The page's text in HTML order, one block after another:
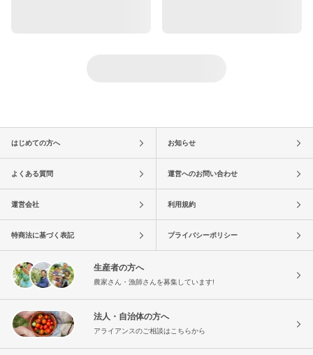
はじめての方へ お知らせ
よくある質問 運営へのお問い合わせ
運営会社 利用規約
特商法に基づく表記 プライバシーポリシー
生産者の方へ
農家さん・漁師さんを募集しています!
法人・自治体の方へ
アライアンスのご相談はこちらから